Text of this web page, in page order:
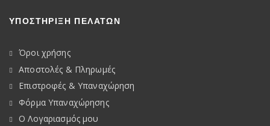
ΥΠΟΣΤΗΡΙΞΗ ΠΕΛΑΤΩΝ
Όροι χρήσης
Αποστολές & Πληρωμές
Επιστροφές & Υπαναχώρηση
Φόρμα Υπαναχώρησης
Ο Λογαριασμός μου